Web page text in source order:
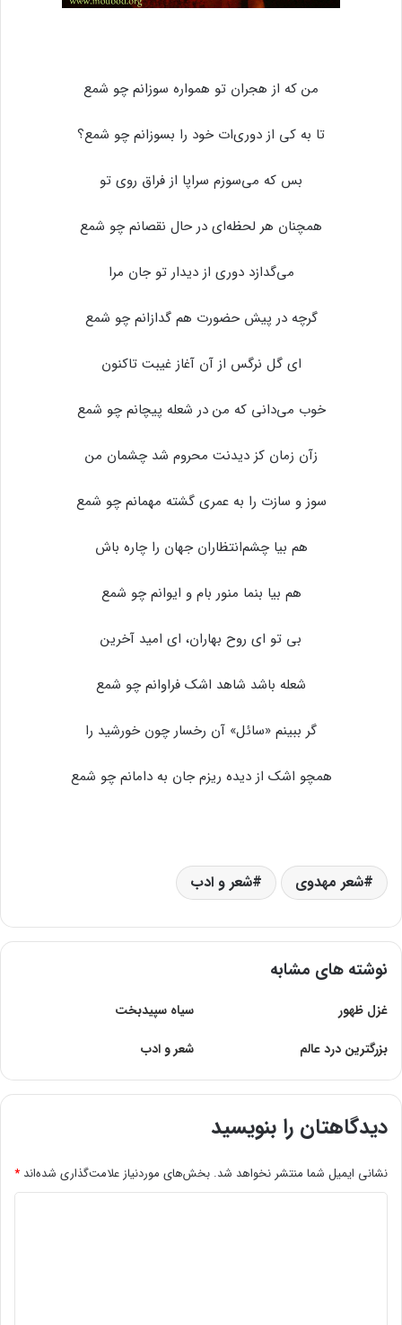
من که از هجران تو همواره سوزانم چو شمع
تا به کی از دوری‌ات خود را بسوزانم چو شمع؟
بس که می‌سوزم سراپا از فراق روی تو
همچنان هر لحظه‌ای در حال نقصانم چو شمع
می‌گدازد دوری از دیدار تو جان مرا
گرچه در پیش حضورت هم گدازانم چو شمع
ای گل نرگس از آن آغاز غیبت تاکنون
خوب می‌دانی که من در شعله پیچانم چو شمع
زآن زمان کز دیدنت محروم شد چشمان من
سوز و سازت را به عمری گشته مهمانم چو شمع
هم بیا چشم‌انتظاران جهان را چاره باش
هم بیا بنما منور بام و ایوانم چو شمع
بی تو ای روح بهاران، ای امید آخرین
شعله باشد شاهد اشک فراوانم چو شمع
گر ببینم «سائل» آن رخسار چون خورشید را
همچو اشک از دیده ریزم جان به دامانم چو شمع
شعر مهدوی شعر و ادب
نوشته های مشابه
غزل ظهور
سیاه سپیدبخت
بزرگترین درد عالم
شعر و ادب
دیدگاهتان را بنویسید
نشانی ایمیل شما منتشر نخواهد شد. بخش‌های موردنیاز علامت‌گذاری شده‌اند *